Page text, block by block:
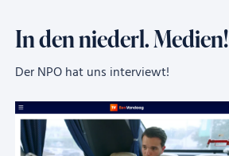
In den niederl. Medien!
Der NPO hat uns interviewt!